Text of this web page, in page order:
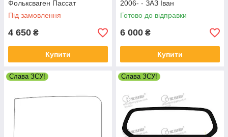
Фольксваген Пассат
Під замовлення
4 650 ₴
Купити
2006- - ЗАЗ Іван
Готово до відправки
6 000 ₴
Купити
Слава ЗСУ! Слава ЗСУ!